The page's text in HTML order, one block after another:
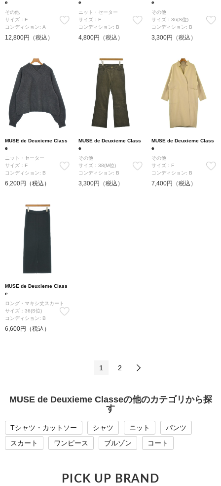
e
その他
サイズ：F
コンディション: A
12,800円（税込）
e
ニット・セーター
サイズ：F
コンディション: B
4,800円（税込）
e
その他
サイズ：36(S位)
コンディション: B
3,300円（税込）
MUSE de Deuxieme Class
e
ニット・セーター
サイズ：F
コンディション: B
6,200円（税込）
MUSE de Deuxieme Class
e
その他
サイズ：38(M位)
コンディション: B
3,300円（税込）
MUSE de Deuxieme Class
e
その他
サイズ：F
コンディション: B
7,400円（税込）
MUSE de Deuxieme Class
e
ロング・マキシ丈スカート
サイズ：36(S位)
コンディション: B
6,600円（税込）
1 2
MUSE de Deuxieme Classeの他のカテゴリから探
す
Tシャツ・カットソー シャツ ニット
パンツ
スカート
ワンピース ブルゾン コート
PICK UP BRAND